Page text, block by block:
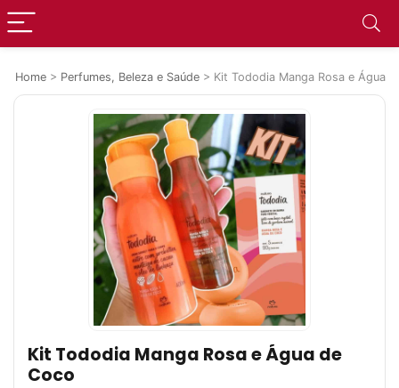
Home > Perfumes, Beleza e Saúde > Kit Tododia Manga Rosa e Água
Kit Tododia Manga Rosa e Água de
Coco